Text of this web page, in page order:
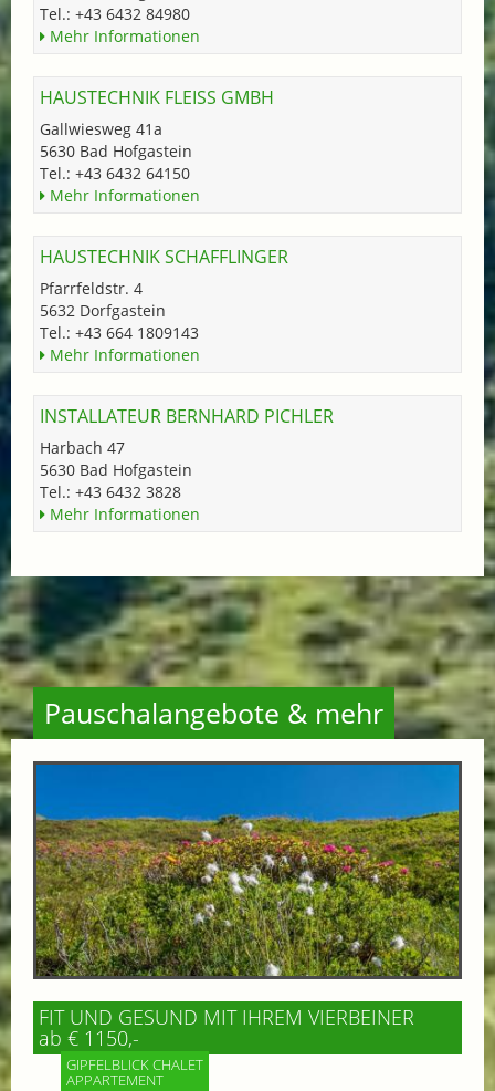
Tel.: +43 6432 84980
Mehr Informationen
HAUSTECHNIK FLEISS GMBH
Gallwiesweg 41a
5630 Bad Hofgastein
Tel.: +43 6432 64150
Mehr Informationen
HAUSTECHNIK SCHAFFLINGER
Pfarrfeldstr. 4
5632 Dorfgastein
Tel.: +43 664 1809143
Mehr Informationen
INSTALLATEUR BERNHARD PICHLER
Harbach 47
5630 Bad Hofgastein
Tel.: +43 6432 3828
Mehr Informationen
Pauschalangebote & mehr
FIT UND GESUND MIT IHREM VIERBEINER
ab € 1150,-
GIPFELBLICK CHALET
APPARTEMENT